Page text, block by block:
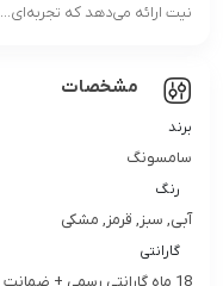
نیت ارائه می‌دهد که تجربه‌ای...
مشخصات
برند
سامسونگ
رنگ
آبی, سبز, قرمز, مشکی
گارانتی
18 ماه گارانتی رسمی + ضمانت رجیستر